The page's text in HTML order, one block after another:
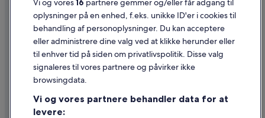
Retningslinjer for indhold og indberetning af indhold
Hjælp
Kontakt os
Ændr eller afbestil din reservation
Forløb og behandlingstider for refusion
Vi og vores16 partnere gemmer og/eller får adgang til
oplysninger på en enhed, f.eks. unikke ID'er i cookies til
behandling af personoplysninger. Du kan acceptere
eller administrere dine valg ved at klikke herunder eller
til enhver tid på siden om privatlivspolitik. Disse valg
signaleres til vores partnere og påvirker ikke
browsingdata.
Vi og vores partnere behandler data for at
levere: